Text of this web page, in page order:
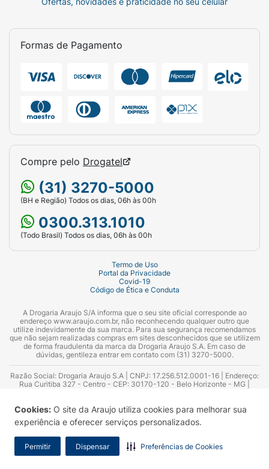
Cookies: O site da Araujo utiliza cookies para melhorar sua
experiência e oferecer serviços personalizados.
Permitir Dispensar Preferências de Cookies
Formas de Pagamento
Compre pelo Drogatel
(31) 3270-5000
(BH e Região) Todos os dias, 06h às 00h
0300.313.1010
(Todo Brasil) Todos os dias, 06h às 00h
Termo de Uso
Portal da Privacidade
Covid-19
Código de Ética e Conduta
A Drogaria Araujo S/A informa que o seu site oficial corresponde ao
endereço www.araujo.com.br, não reconhecendo qualquer outro que
utilize indevidamente da sua marca. Para sua segurança recomendamos
que não sejam realizadas compras em sites desconhecidos que se utilizem
de forma fraudulenta da marca da Drogaria Araujo S.A. Em caso de
dúvidas, gentileza entrar em contato com (31) 3270-5000.
Razão Social: Drogaria Araujo S.A | CNPJ: 17.256.512.0001-16 | Endereço:
Rua Curitiba 327 - Centro - CEP: 30170-120 - Belo Horizonte - MG |
Azevedo Guimarães – CRF 10.965 | Yasmin Silva Alvarenga – CRF 52.584 -
Consultor substituto: Thiago Aguiar Pinheiro - CRF Nº 13.748. Alvará
Sanitário: 2025020713 | Autorização de Funcionamento da Empresa (AFE):